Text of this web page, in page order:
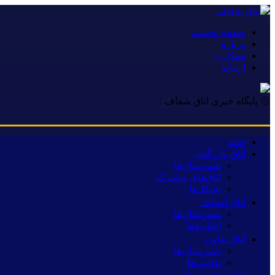
صفحه نخست
درباره
همکاری
ارتباط
۞ پایگاه خبری اتاق شفاف :
خانه
اتاق بازرگانی
شهرستان‌ها
اتاق‌های مشترک
تشکل‌ها
اتاق اصناف
شهرستان‌ها
اتحادیه‌ها
اتاق تعاون
شهرستان‌ها
تعاونی‌ها